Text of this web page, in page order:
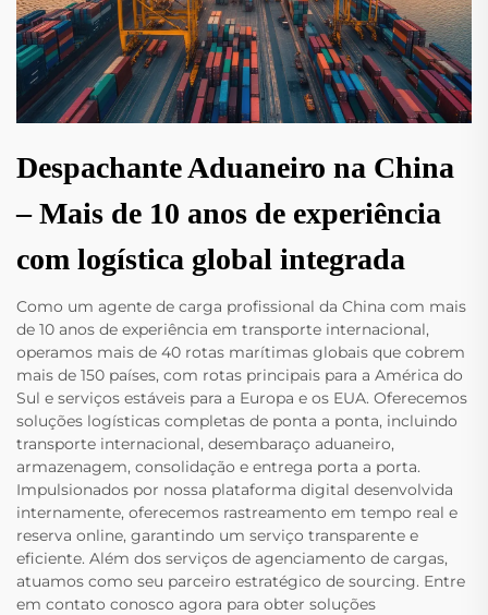
Despachante Aduaneiro na China
– Mais de 10 anos de experiência
com logística global integrada
Como um agente de carga profissional da China com mais
de 10 anos de experiência em transporte internacional,
operamos mais de 40 rotas marítimas globais que cobrem
mais de 150 países, com rotas principais para a América do
Sul e serviços estáveis para a Europa e os EUA. Oferecemos
soluções logísticas completas de ponta a ponta, incluindo
transporte internacional, desembaraço aduaneiro,
armazenagem, consolidação e entrega porta a porta.
Impulsionados por nossa plataforma digital desenvolvida
internamente, oferecemos rastreamento em tempo real e
reserva online, garantindo um serviço transparente e
eficiente. Além dos serviços de agenciamento de cargas,
atuamos como seu parceiro estratégico de sourcing. Entre
em contato conosco agora para obter soluções